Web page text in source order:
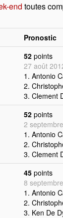
end toutes
Pronostic
52 points
27 août
1. Antonio
2.
3. Clement
52 points
2
1. Antonio
2.
3. Clement
45 points
8
1. Antonio
2.
3. Ken De